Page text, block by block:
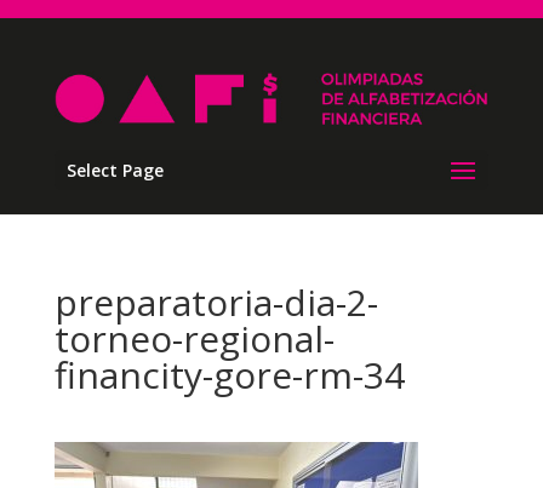
Select Page
preparatoria-dia-2-
torneo-regional-
financity-gore-rm-34